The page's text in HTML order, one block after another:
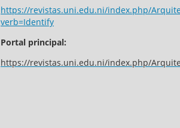
https://revistas.uni.edu.ni/index.php/
verb=Identify
Portal principal:
https://revistas.uni.edu.ni/index.php/